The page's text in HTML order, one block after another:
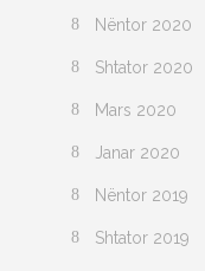
Nëntor 2020
Shtator 2020
Mars 2020
Janar 2020
Nëntor 2019
Shtator 2019